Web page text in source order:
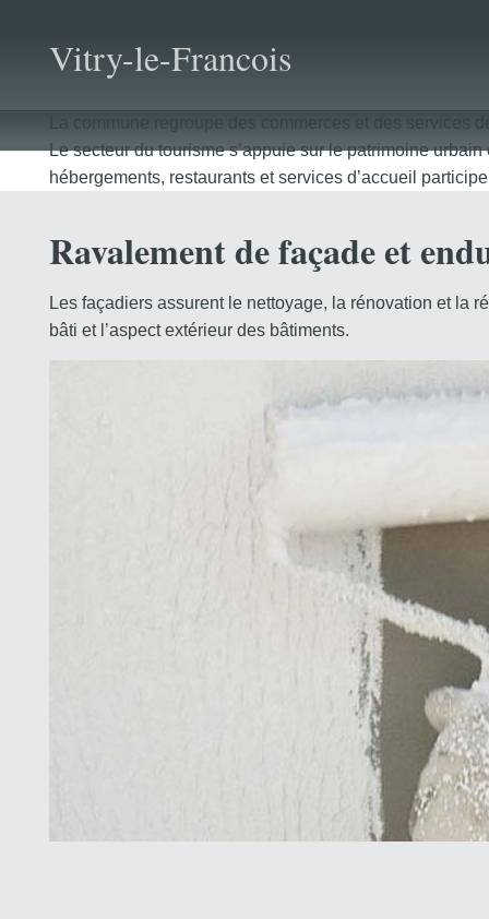
Vitry-le-Francois
Le secteur du tourisme s’appuie sur le patrimoine
hébergements, restaurants et services d’accueil
Ravalement de façade et
Les façadiers assurent le nettoyage, la rénovation et la
bâti et l’aspect extérieur des bâtiments.